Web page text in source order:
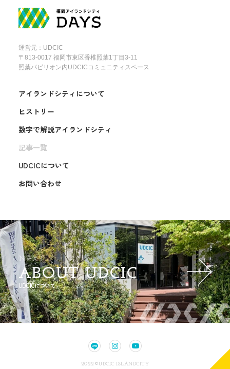
運営元：UDCIC
〒813-0017 福岡市東区香椎照葉1丁目3-11
照葉パビリオン内UDCICコミュニティスペース
アイランドシティについて
ヒストリー
数字で解説アイランドシティ
記事一覧
UDCICについて
お問い合わせ
NEXT
ABOUT UDCIC
UDCICについて
2022©UDCIC ISLANDCITY